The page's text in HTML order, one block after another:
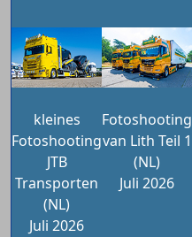
kleines
Fotoshooting
JTB
Transporten
(NL)
Juli 2026
Fotoshooting
van Lith Teil 1
(NL)
Juli 2026